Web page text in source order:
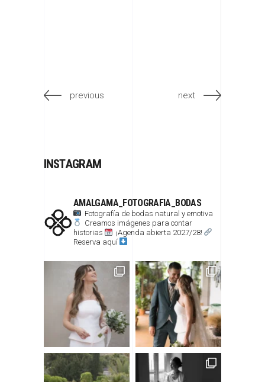
previous next
INSTAGRAM
AMALGAMA_FOTOGRAFIA_BODAS
Fotografía de bodas natural y emotiva
Creamos imágenes para contar
historias
¡Agenda abierta 2027/28!
Reserva aquí